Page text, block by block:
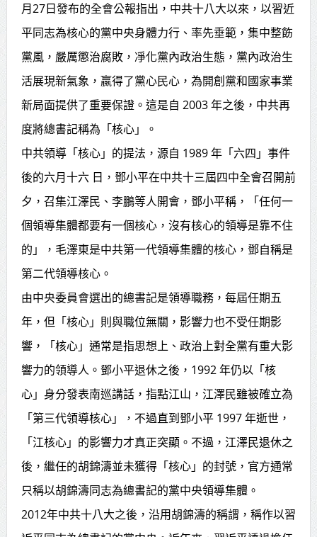
月27日發布的全會公報指出，中共十八大以來，以習近
平同志為核心的黨中央身體力行、率先垂範，集中整飭
黨風，嚴厲懲治腐敗，凈化黨內政治生態，黨內政治生
活展現新氣象，贏得了黨心民心，為開創黨和國家事業
新局面提供了重要保證。這是自 2003 年之後，中共再
度將總書記稱為「核心」。
中共領導「核心」的提法，源自 1989 年「六四」事件
後的六月十六 日，鄧小平在中共十三屆四中全會召開前
夕，召集江澤民、李鵬等人開會，鄧小平稱，「任何一
個領導集體都要有一個核心，沒有核心的領導是靠不住
的」，毛澤東是中共第一代領導集體的核心，鄧自稱是
第二代領導核心。
由中央委員會選出的總書記是領導職務，每屆任期五
年，但「核心」則與職位無關，影響力也不受任期影
響，「核心」通常是指思想上、政治上對全黨有重大影
響力的領導人。鄧小平退休之後，1992 年仍以「核
心」身分發表南巡講話，指點江山，江澤民雖被確立為
「第三代領導核心」，不過直到鄧小平 1997 年逝世，
「江核心」的影響力才真正突顯。不過，江澤民退休之
後，繼任的胡錦濤並未獲得「核心」的封號，官方通常
只稱以胡錦濤同志為總書記的黨中央領導集體。
2012年中共十八大之後，沿用胡錦濤的稱謂，稱作以習